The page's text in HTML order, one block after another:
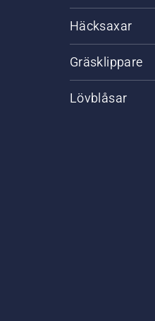
Häcksaxar
Gräsklippare
Lövblåsar